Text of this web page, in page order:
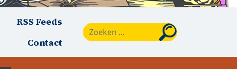
RSS Feeds
Contact